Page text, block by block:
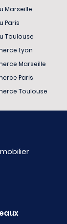
Marseille
Paris
Toulouse
Lyon
Marseille
Paris
Toulouse